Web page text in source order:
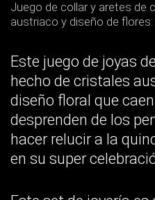
Juego de collar y aretes de
austriaco y diseño de flores:
Este juego de joyas
hecho de cristales
diseño floral que
desprenden de los
hacer relucir a la
en su super